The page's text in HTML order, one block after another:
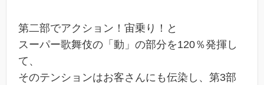
第二部でアクション！宙乗り！と
スーパー歌舞伎の「動」の部分を120％発揮し
て、
そのテンションはお客さんにも伝染し、 第3部